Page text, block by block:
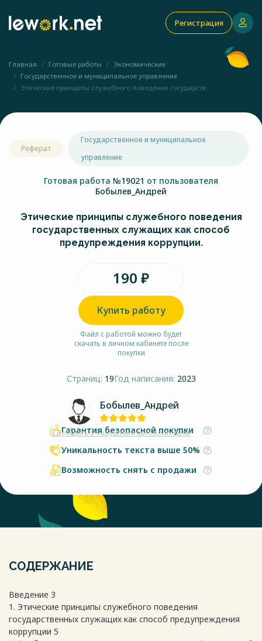
Регистрация
Главная Готовые работы
Экономические
Государственное и муниципальное управление
Этические принципы служебного поведения государств...
Реферат
Государственное и муниципальное
управление
Готовая работа №19021 от пользователя
Бобылев_Андрей
Этические принципы служебного поведения
государственных служащих как способ
предупреждения коррупции.
190 ₽
Купить работу
Файл с работой можно будет
скачать в личном кабинете после
покупки
Страниц: 19Год написания: 2023
Бобылев_Андрей
Сообщить о нарушении авторских прав
Гарантия безопасной покупки
Уникальность текста выше 50%
Возможность снять с продажи
СОДЕРЖАНИЕ
Введение 3
1. Этические принципы служебного поведения
государственных служащих как способ предупреждения
коррупции 5